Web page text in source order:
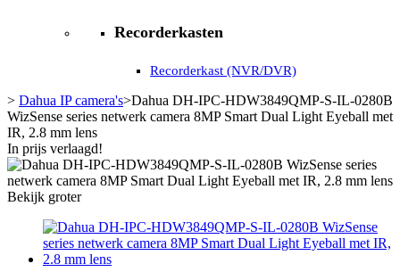
Recorderkasten
Recorderkast (NVR/DVR)
> Dahua IP camera's>Dahua DH-IPC-HDW3849QMP-S-IL-0280B
WizSense series netwerk camera 8MP Smart Dual Light Eyeball met
IR, 2.8 mm lens
In prijs verlaagd!
Bekijk groter